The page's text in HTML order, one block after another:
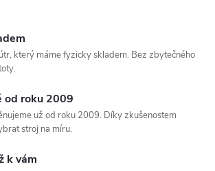
který máme fyzicky skladem. Bez zbytečného
od roku 2009
už od roku 2009. Díky zkušenostem
stroj na míru.
k vám